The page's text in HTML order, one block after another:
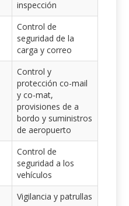
inspección
Control de
seguridad de la
carga y correo
Control y
protección co-mail
y co-mat,
provisiones de a
bordo y suministros
de aeropuerto
Control de
seguridad a los
vehículos
Vigilancia y patrullas